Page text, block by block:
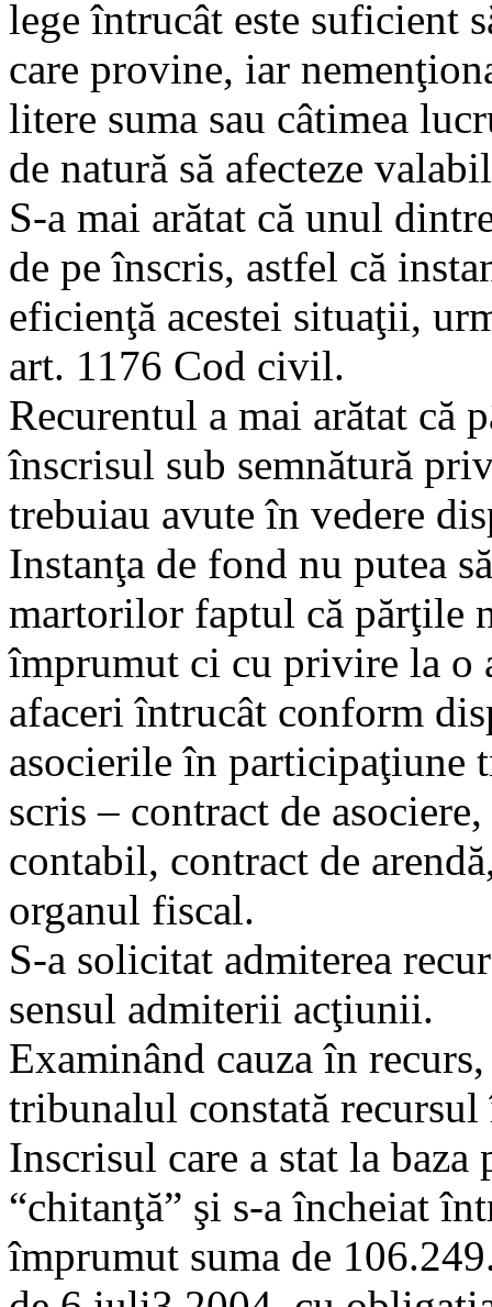
lege întrucât este suficient
care provine, iar
litere suma sau câtimea
de natură să afecteze
S-a mai arătat că unul
de pe înscris, astfel că
eficienţă acestei situaţii,
art. 1176 Cod civil.
Recurentul a mai arătat că
înscrisul sub semnătură
trebuiau avute în vedere
Instanţa de fond nu putea
martorilor faptul că părţile
împrumut ci cu privire la o
afaceri întrucât conform
asocierile în participaţiune
scris – contract de
contabil, contract de
organul fiscal.
S-a solicitat admiterea
sensul admiterii acţiunii.
Examinând cauza în
tribunalul constată recursul
Inscrisul care a stat la
“chitanţă” şi s-a încheiat
împrumut suma de